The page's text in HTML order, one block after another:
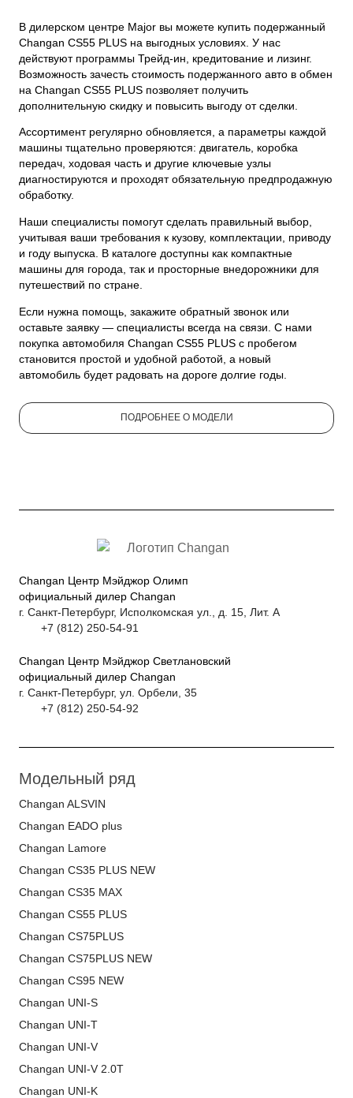
В дилерском центре Major вы можете купить подержанный
Changan CS55 PLUS на выгодных условиях. У нас
действуют программы Трейд-ин, кредитование и лизинг.
Возможность зачесть стоимость подержанного авто в обмен
на Changan CS55 PLUS позволяет получить
дополнительную скидку и повысить выгоду от сделки.
Ассортимент регулярно обновляется, а параметры каждой
машины тщательно проверяются: двигатель, коробка
передач, ходовая часть и другие ключевые узлы
диагностируются и проходят обязательную предпродажную
обработку.
Наши специалисты помогут сделать правильный выбор,
учитывая ваши требования к кузову, комплектации, приводу
и году выпуска. В каталоге доступны как компактные
машины для города, так и просторные внедорожники для
путешествий по стране.
Если нужна помощь, закажите обратный звонок или
оставьте заявку — специалисты всегда на связи. С нами
покупка автомобиля Changan CS55 PLUS с пробегом
становится простой и удобной работой, а новый
автомобиль будет радовать на дороге долгие годы.
ПОДРОБНЕЕ О МОДЕЛИ
Changan Центр Мэйджор Олимп
официальный дилер Changan
г. Санкт-Петербург, Исполкомская ул., д. 15, Лит. А
+7 (812) 250-54-91
Changan Центр Мэйджор Светлановский
официальный дилер Changan
г. Санкт-Петербург, ул. Орбели, 35
+7 (812) 250-54-92
Модельный ряд
Changan ALSVIN
Changan EADO plus
Changan Lamore
Changan CS35 PLUS NEW
Changan CS35 MAX
Changan CS55 PLUS
Changan CS75PLUS
Changan CS75PLUS NEW
Changan CS95 NEW
Changan UNI-S
Changan UNI-T
Changan UNI-V
Changan UNI-V 2.0T
Changan UNI-K